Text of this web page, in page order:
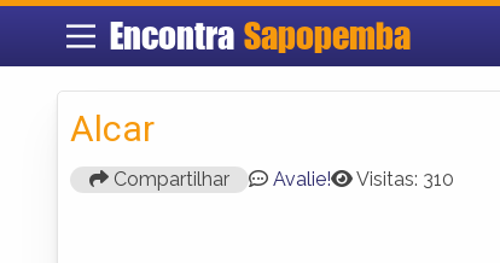
Encontra Sapopemba
Alcar
Compartilhar Avalie! Visitas: 310